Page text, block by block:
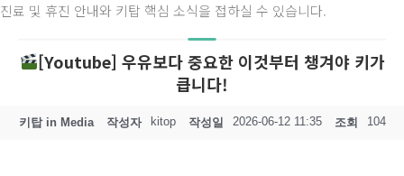
진료 및 휴진 안내와 키탑 핵심 소식을 접하실 수 있습니다.
[Youtube] 우유보다 중요한 이것부터 챙겨야 키가
큽니다!
키탑 in Media 작성자 kitop 작성일 2026-06-12 11:35 조회 104